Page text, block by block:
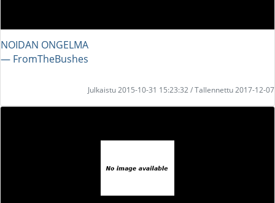
NOIDAN ONGELMA
― FromTheBushes
Julkaistu 2015-10-31 15:23:32 / Tallennettu 2017-12-07